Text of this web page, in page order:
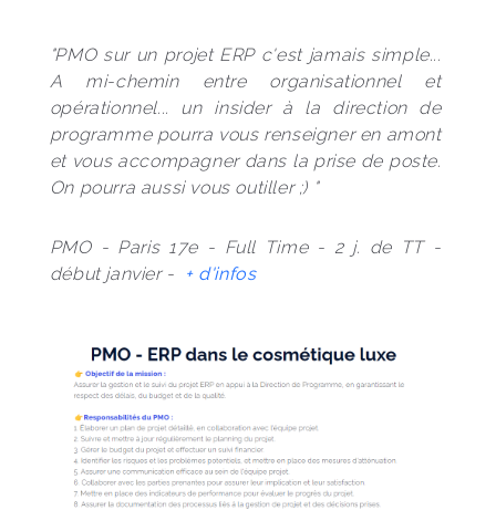
"PMO sur un projet ERP c'est jamais simple...
A mi-chemin entre organisationnel et
opérationnel... un insider à la direction de
programme pourra vous renseigner en amont
et vous accompagner dans la prise de poste.
On pourra aussi vous outiller ;) "
PMO - Paris 17e - Full Time - 2 j. de TT -
début janvier -
+ d'infos